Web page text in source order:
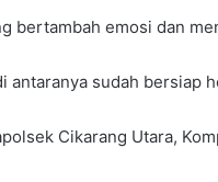
bertambah emosi dan
antaranya sudah bersiap
Cikarang Utara,